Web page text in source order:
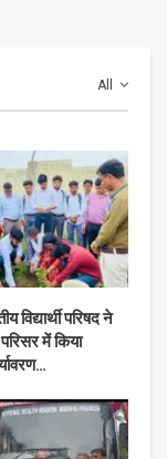
All
विद्यार्थी परिषद ने
परिसर में किया